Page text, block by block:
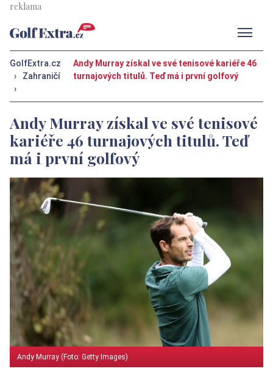
GolfExtra.cz
›
Zahraničí
›
Andy Murray získal ve své tenisové kariéře 46
turnajových titulů. Teď má i první golfový
Andy Murray získal ve své tenisové
kariéře 46 turnajových titulů. Teď
má i první golfový
Andy Murray (Foto: Getty Images)